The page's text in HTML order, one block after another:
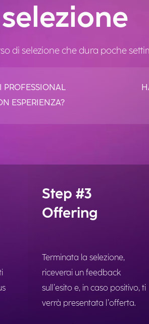
di selezione che dura poche
PROFESSIONAL
ESPERIENZA?
Step #3
Offering
Terminata la selezione,
riceverai un feedback
sull’esito e, in caso positivo, ti
verrà presentata l’offerta.